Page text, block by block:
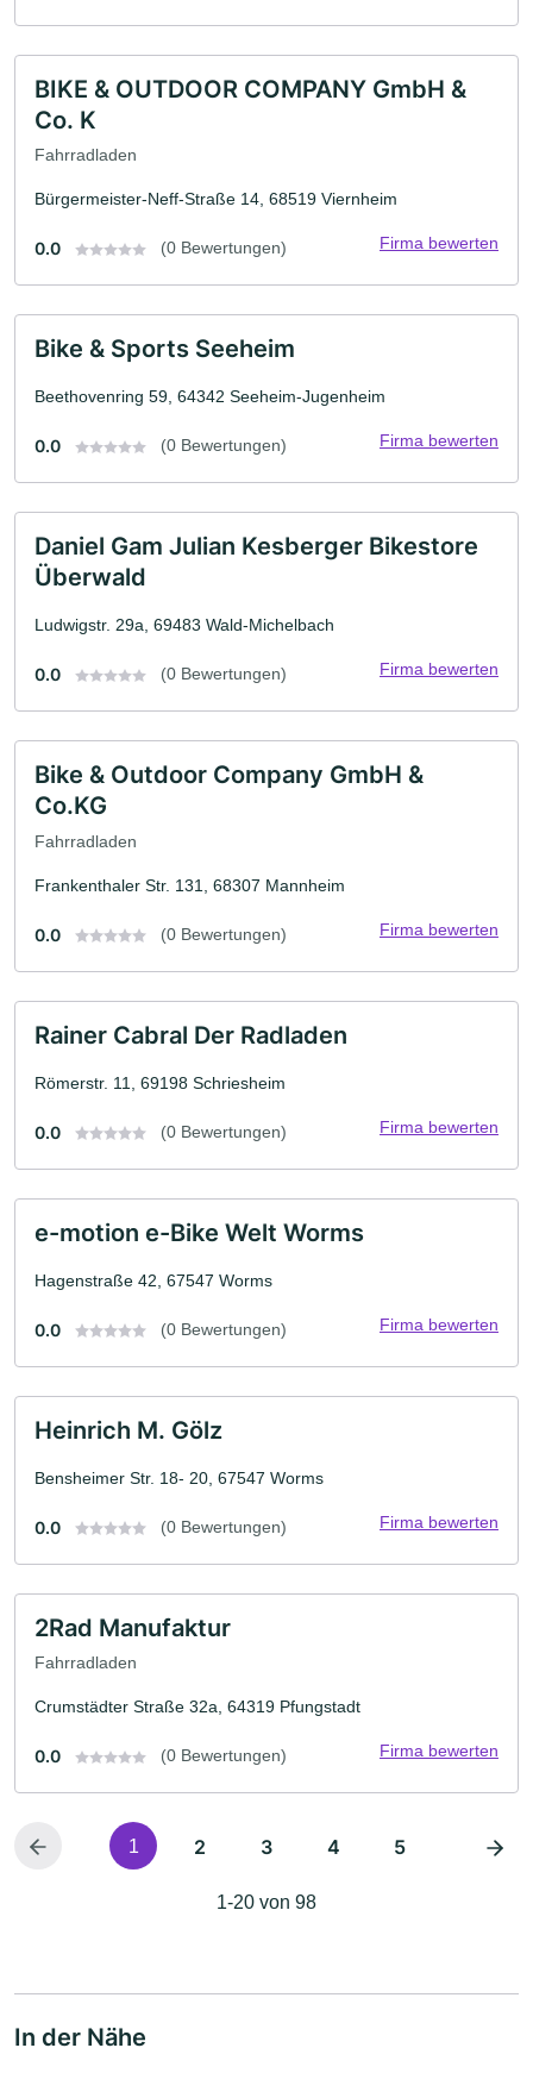
BIKE & OUTDOOR COMPANY GmbH &
Co. K
Fahrradladen
Bürgermeister-Neff-Straße 14, 68519 Viernheim
0.0 (0 Bewertungen) Firma bewerten
Bike & Sports Seeheim
Beethovenring 59, 64342 Seeheim-Jugenheim
0.0 (0 Bewertungen) Firma bewerten
Daniel Gam Julian Kesberger Bikestore
Überwald
Ludwigstr. 29a, 69483 Wald-Michelbach
0.0 (0 Bewertungen) Firma bewerten
Bike & Outdoor Company GmbH &
Co.KG
Fahrradladen
Frankenthaler Str. 131, 68307 Mannheim
0.0 (0 Bewertungen) Firma bewerten
Rainer Cabral Der Radladen
Römerstr. 11, 69198 Schriesheim
0.0 (0 Bewertungen) Firma bewerten
e-motion e-Bike Welt Worms
Hagenstraße 42, 67547 Worms
0.0 (0 Bewertungen) Firma bewerten
Heinrich M. Gölz
Bensheimer Str. 18- 20, 67547 Worms
0.0 (0 Bewertungen) Firma bewerten
2Rad Manufaktur
Fahrradladen
Crumstädter Straße 32a, 64319 Pfungstadt
0.0 (0 Bewertungen) Firma bewerten
1 2 3 4 5
1-20 von 98
In der Nähe